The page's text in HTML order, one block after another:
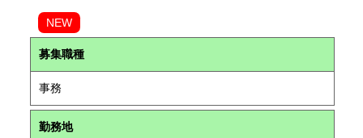
NEW
募集職種
事務
勤務地